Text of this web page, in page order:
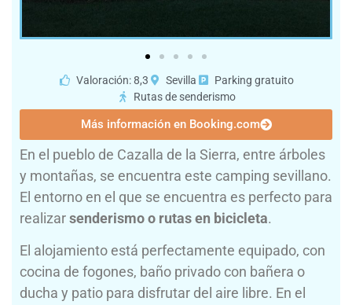
Valoración: 8,3 Sevilla
Parking gratuito
Rutas de senderismo
Más información en Booking.com
En el pueblo de Cazalla de la Sierra, entre árboles
y montañas, se encuentra este camping sevillano.
El entorno en el que se encuentra es perfecto para
realizarsenderismo o rutas en bicicleta.
El alojamiento está perfectamente equipado, con
cocina de fogones, baño privado con bañera o
ducha y patio para disfrutar del aire libre. En el